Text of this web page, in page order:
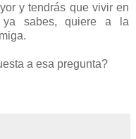
y tendrás que vivir en
ya sabes, quiere a la
a esa pregunta?